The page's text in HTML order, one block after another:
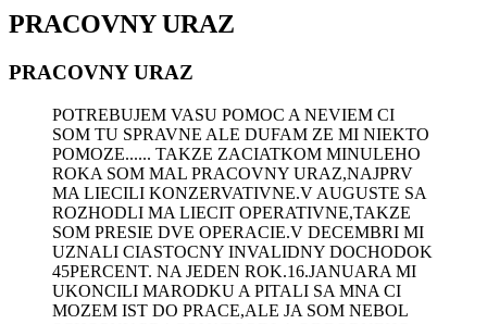
PRACOVNY URAZ
PRACOVNY URAZ
POTREBUJEM VASU POMOC A NEVIEM CI
SOM TU SPRAVNE ALE DUFAM ZE MI NIEKTO
POMOZE...... TAKZE ZACIATKOM MINULEHO
ROKA SOM MAL PRACOVNY URAZ,NAJPRV
MA LIECILI KONZERVATIVNE.V AUGUSTE SA
ROZHODLI MA LIECIT OPERATIVNE,TAKZE
SOM PRESIE DVE OPERACIE.V DECEMBRI MI
UZNALI CIASTOCNY INVALIDNY DOCHODOK
45PERCENT. NA JEDEN ROK.16.JANUARA MI
UKONCILI MARODKU A PITALI SA MNA CI
MOZEM IST DO PRACE,ALE JA SOM NEBOL